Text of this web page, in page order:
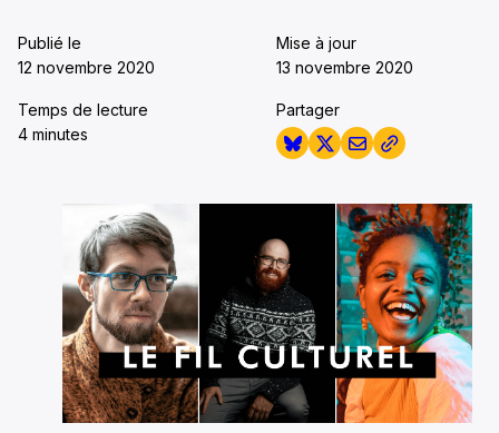
Publié le
12 novembre 2020
Mise à jour
13 novembre 2020
Temps de lecture
4 minutes
Partager